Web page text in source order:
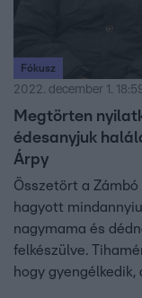
Fókusz
2022. december 1.
Megtörten
édesanyjuk
Árpy
Összetört a
hagyott
nagymama és
felkészülve.
hogy